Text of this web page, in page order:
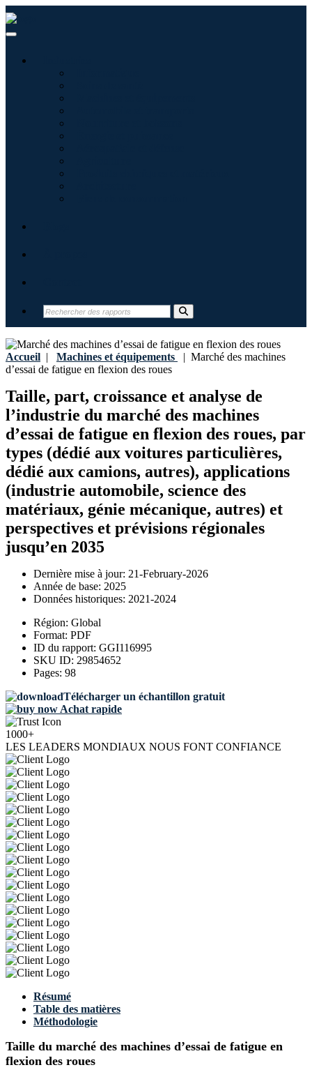
Accueil | Machines et équipements | Marché des machines
d’essai de fatigue en flexion des roues
Taille, part, croissance et analyse de
l’industrie du marché des machines
d’essai de fatigue en flexion des roues, par
types (dédié aux voitures particulières,
dédié aux camions, autres), applications
(industrie automobile, science des
matériaux, génie mécanique, autres) et
perspectives et prévisions régionales
jusqu’en 2035
Dernière mise à jour: 21-February-2026
Année de base: 2025
Données historiques: 2021-2024
Région: Global
Format: PDF
ID du rapport: GGI116995
SKU ID: 29854652
Pages: 98
Télécharger un échantillon gratuit
Achat rapide
1000+
LES LEADERS MONDIAUX NOUS FONT CONFIANCE
Résumé
Table des matières
Méthodologie
Taille du marché des machines d’essai de fatigue en
flexion des roues